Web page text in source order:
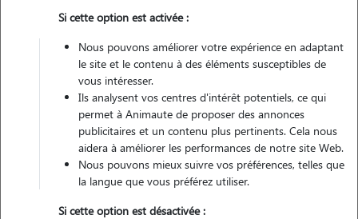
Pas d'animaux Maison
Véhiculé
Gardes réalisées
Contacter
L'envoi d'une demande est sans engagement
Si cette option est activée :
Nous pouvons améliorer votre expérience en adaptant
le site et le contenu à des éléments susceptibles de
vous intéresser.
Ils analysent vos centres d'intérêt potentiels, ce qui
permet à Animaute de proposer des annonces
publicitaires et un contenu plus pertinents. Cela nous
aidera à améliorer les performances de notre site Web.
Nous pouvons mieux suivre vos préférences, telles que
la langue que vous préférez utiliser.
Si cette option est désactivée :